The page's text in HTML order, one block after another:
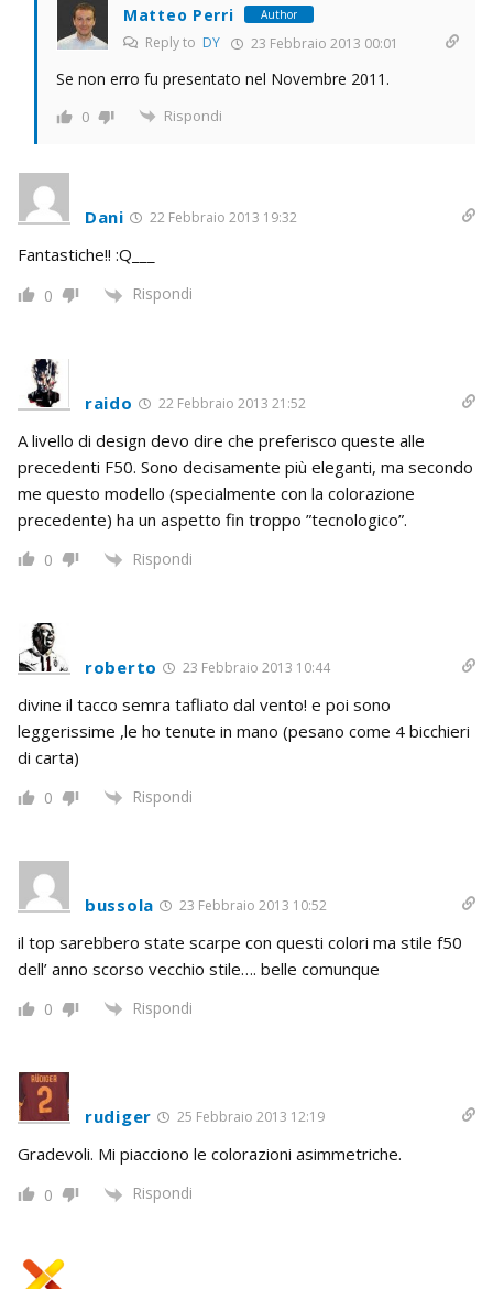
Matteo Perri Author
Reply to DY 23 Febbraio 2013 00:01
Se non erro fu presentato nel Novembre 2011.
0 Rispondi
Dani 22 Febbraio 2013 19:32
Fantastiche!! :Q___
0 Rispondi
raido 22 Febbraio 2013 21:52
A livello di design devo dire che preferisco queste alle
precedenti F50. Sono decisamente più eleganti, ma secondo
me questo modello (specialmente con la colorazione
precedente) ha un aspetto fin troppo ”tecnologico”.
0 Rispondi
roberto 23 Febbraio 2013 10:44
divine il tacco semra tafliato dal vento! e poi sono
leggerissime ,le ho tenute in mano (pesano come 4 bicchieri
di carta)
0 Rispondi
bussola 23 Febbraio 2013 10:52
il top sarebbero state scarpe con questi colori ma stile f50
dell’ anno scorso vecchio stile…. belle comunque
0 Rispondi
rudiger 25 Febbraio 2013 12:19
Gradevoli. Mi piacciono le colorazioni asimmetriche.
0 Rispondi